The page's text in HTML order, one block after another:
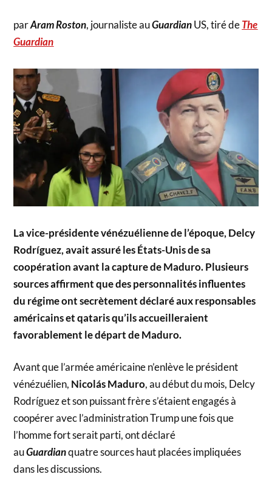
parAram Roston, journaliste auGuardianUS, tiré deThe
Guardian
La vice-présidente vénézuélienne de l’époque, Delcy
Rodríguez, avait assuré les États-Unis de sa
coopération avant la capture de Maduro. Plusieurs
sources affirment que des personnalités influentes
du régime ont secrètement déclaré aux responsables
américains et qataris qu’ils accueilleraient
favorablement le départ de Maduro.
Avant que l’armée américaine n’enlève le président
vénézuélien, Nicolás Maduro, au début du mois, Delcy
Rodríguez et son puissant frère s’étaient engagés à
coopérer avec l’administration Trump une fois que
l’homme fort serait parti, ont déclaré
auGuardianquatre sources haut placées impliquées
dans les discussions.